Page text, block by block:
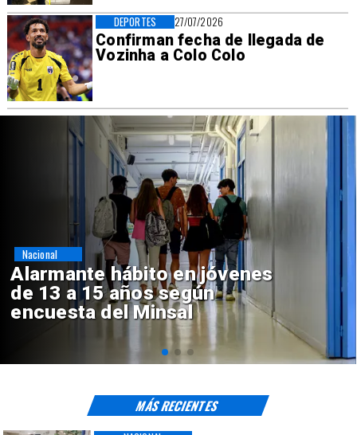
27/07/2026
Confirman fecha de llegada de
Vozinha a Colo Colo
DEPORTES
Aprueban creación del Parque
Sebastián Piñera con inversión
de $4 mil millones
Regiones
MÁS RECIENTES